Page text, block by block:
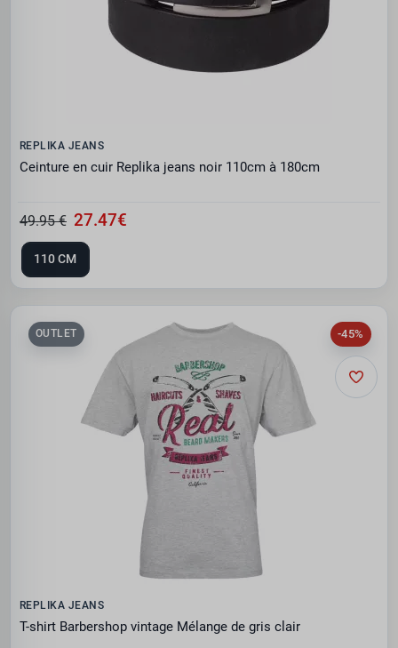
REPLIKA JEANS
Ceinture en cuir Replika jeans noir 110cm à 180cm
49.95 € 27.47€
110 CM
-45%
OUTLET
REPLIKA JEANS
T-shirt Barbershop vintage Mélange de gris clair